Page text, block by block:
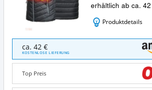
erhältlich ab ca.
Produktdetails
PROSmart
Herren
Beheizbare
Weste
Angebote:
Wo
ca. 42 €
KOSTENLOSE LIEFERUNG
Top Preis